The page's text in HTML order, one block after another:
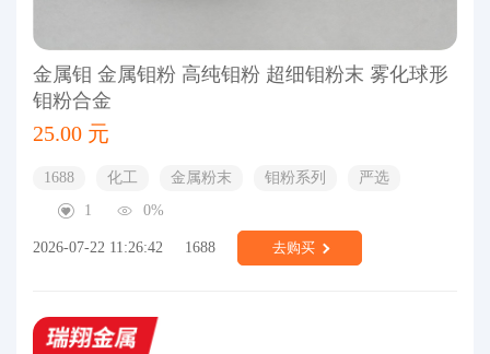
金属钼 金属钼粉 高纯钼粉 超细钼粉末 雾化球形
钼粉合金
25.00 元
1688 化工 金属粉末 钼粉系列
严选
1
0%
2026-07-22 11:26:42 1688 去购买